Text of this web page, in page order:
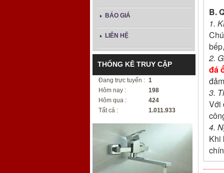
BÁO GIÁ
LIÊN HỆ
THỐNG KÊ TRUY CẬP
Đang trực tuyến : 1
Hôm nay :
198
Hôm qua :
424
Tất cả :
1.011.933
B.
1.
2.
đá
3.
Với
4.
Khi